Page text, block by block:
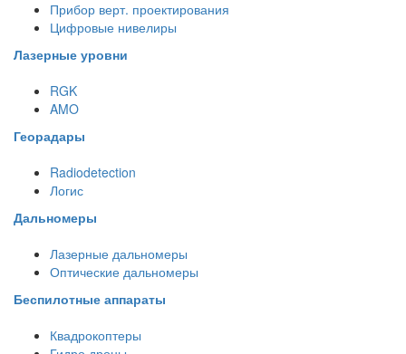
Прибор верт. проектирования
Цифровые нивелиры
Лазерные уровни
RGK
AMO
Георадары
Radiodetection
Логис
Дальномеры
Лазерные дальномеры
Оптические дальномеры
Беспилотные аппараты
Квадрокоптеры